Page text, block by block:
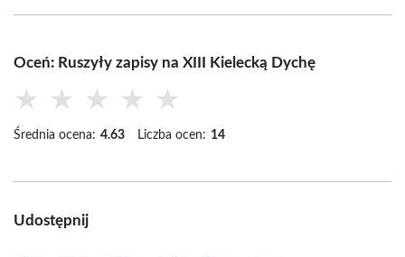
Oceń: Ruszyły zapisy na XIII Kielecką Dychę
★ ★ ★ ★ ★
Średnia ocena: 4.63 Liczba ocen: 14
Udostępnij